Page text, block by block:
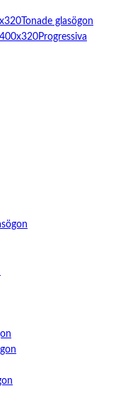
Tonade glasögon
Progressiva